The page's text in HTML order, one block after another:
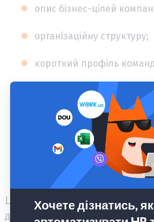
опис бізнес-цілей
організаційну структуру;
короткий профіль
список ключових
очікування на перші 30,
важливі документи,
чесний опис поточних
Цей етап не має
десятків файлів. Краще